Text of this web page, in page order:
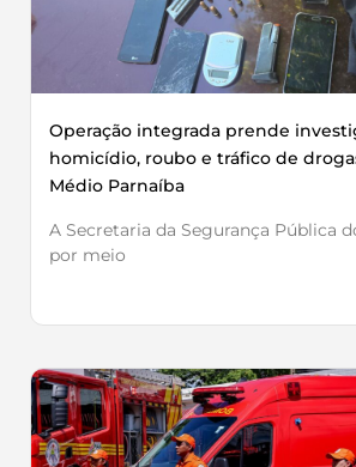
Operação integrada prende
homicídio, roubo e tráfico de
Médio Parnaíba
A Secretaria da Segurança Pública
por meio